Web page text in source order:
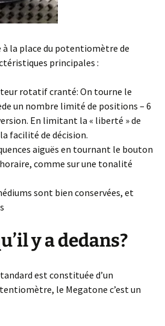
à la place du potentiomètre de
principales :
rotatif cranté: On tourne le
un nombre limité de positions – 6
En limitant la « liberté » de
facilité de décision.
aiguës en tournant le bouton
comme sur une tonalité
sont bien conservées, et
y a dedans?
est constituée d’un
le Megatone c’est un